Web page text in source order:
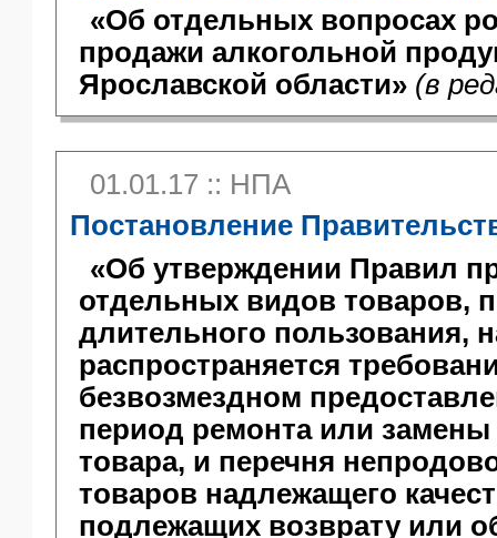
«Об отдельных вопросах
продажи алкогольной
Ярославской области» (в
01.01.17 :: НПА
Постановление
«Об утверждении Правил
отдельных видов товаров,
длительного пользования,
распространяется
безвозмездном
период ремонта или замены
товара, и перечня
товаров надлежащего
подлежащих возврату или